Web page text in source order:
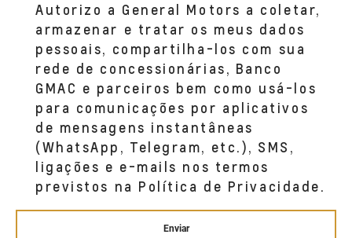
Autorizo a General Motors a coletar,
armazenar e tratar os meus dados
pessoais, compartilha-los com sua
rede de concessionárias, Banco
GMAC e parceiros bem como usá-los
para comunicações por aplicativos
de mensagens instantâneas
(WhatsApp, Telegram, etc.), SMS,
ligações e e-mails nos termos
previstos na Política de Privacidade.
Enviar